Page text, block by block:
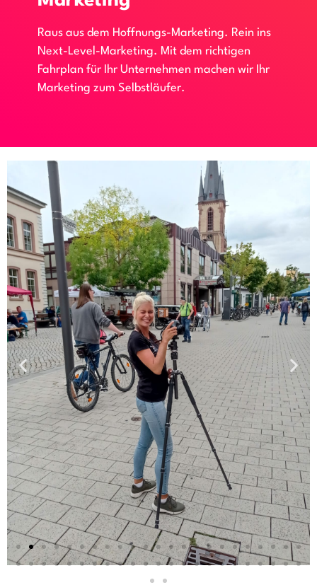
Raus aus dem Hoffnungs-Marketing. Rein ins
Next-Level-Marketing. Mit dem richtigen
Fahrplan für Ihr Unternehmen machen wir Ihr
Marketing zum Selbstläufer.